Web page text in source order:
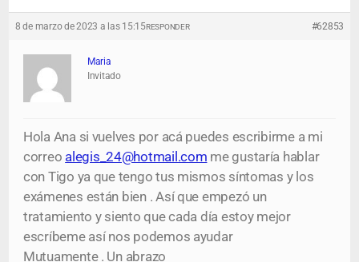
8 de marzo de 2023 a las 15:15 #62853
RESPONDER
Maria
Invitado
Hola Ana si vuelves por acá puedes escribirme a mi
correo alegis_24@hotmail.com me gustaría hablar
con Tigo ya que tengo tus mismos síntomas y los
exámenes están bien . Así que empezó un
tratamiento y siento que cada día estoy mejor
escríbeme así nos podemos ayudar
Mutuamente . Un abrazo